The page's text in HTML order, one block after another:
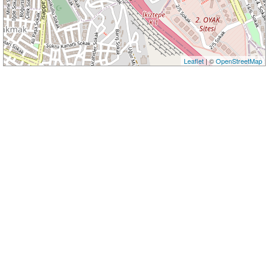
Leaflet| ©OpenStreetMap